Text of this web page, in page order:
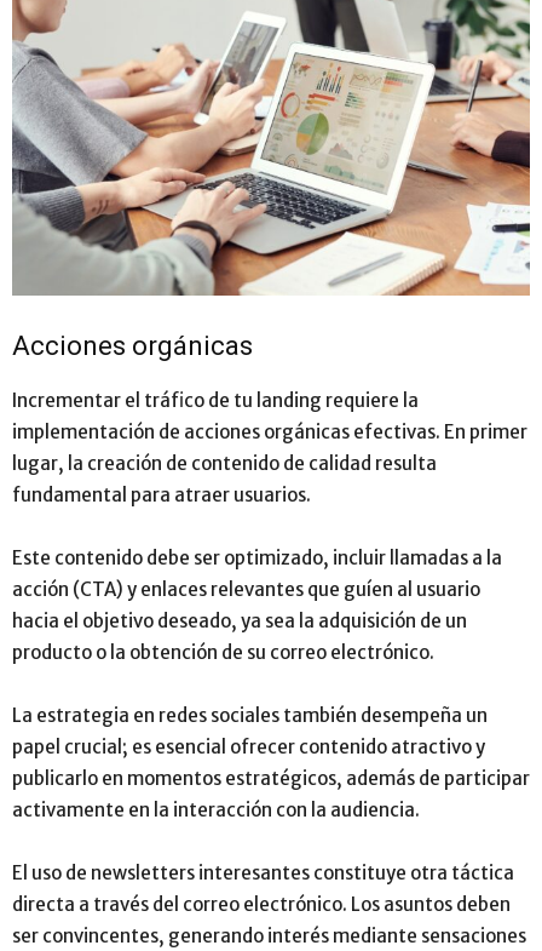
Acciones orgánicas
Incrementar el tráfico de tu landing requiere la
implementación de acciones orgánicas efectivas. En primer
lugar, la creación de contenido de calidad resulta
fundamental para atraer usuarios.
Este contenido debe ser optimizado, incluir llamadas a la
acción (CTA) y enlaces relevantes que guíen al usuario
hacia el objetivo deseado, ya sea la adquisición de un
producto o la obtención de su correo electrónico.
La estrategia en redes sociales también desempeña un
papel crucial; es esencial ofrecer contenido atractivo y
publicarlo en momentos estratégicos, además de participar
activamente en la interacción con la audiencia.
El uso de newsletters interesantes constituye otra táctica
directa a través del correo electrónico. Los asuntos deben
ser convincentes, generando interés mediante sensaciones